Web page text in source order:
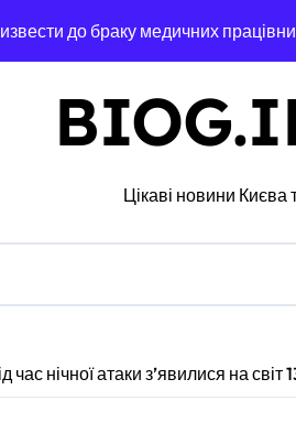
до браку медичних
районах, постраждалі на місці
працюють над
групу, що займалася
підтримки: у Київській області
Цікаві новини Києва
нічної атаки з’явилися на світ